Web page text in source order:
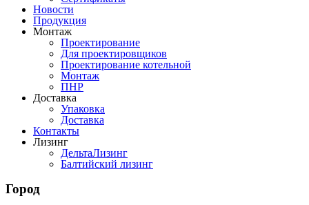
Новости
Продукция
Монтаж
Проектирование
Для проектировщиков
Проектирование котельной
Монтаж
ПНР
Доставка
Упаковка
Доставка
Контакты
Лизинг
ДельтаЛизинг
Балтийский лизинг
Город